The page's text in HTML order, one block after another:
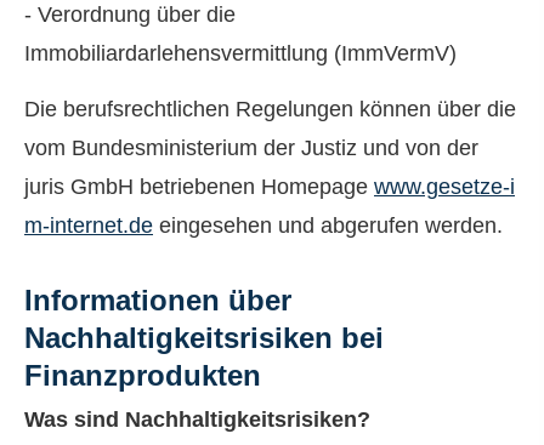
- Verordnung über die
Immobiliardarlehensvermittlung (ImmVermV)
Die berufsrechtlichen Regelungen können über die
vom Bundesministerium der Justiz und von der
juris GmbH betriebenen Homepage www.gesetze-i
m-internet.de eingesehen und abgerufen werden.
Informationen über
Nachhaltigkeitsrisiken bei
Finanzprodukten
Was sind Nachhaltigkeitsrisiken?